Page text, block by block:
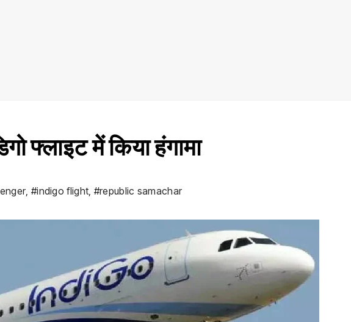
फ्लाइट में किया हंगामा
, #indigo flight, #republic samachar